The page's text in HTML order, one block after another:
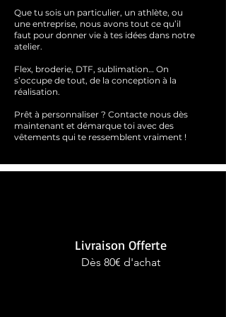
Que tu sois un particulier, un athlète, ou
une entreprise, nous avons tout ce qu’il
faut pour donner vie à tes idées dans notre
atelier.
Flex, broderie, DTF, sublimation… On
s’occupe de tout, de la conception à la
réalisation.
Prêt à personnaliser ? Contacte nous dès
maintenant et démarque toi avec des
vêtements qui te ressemblent vraiment !
Livraison Offerte
Dès 80€ d'achat